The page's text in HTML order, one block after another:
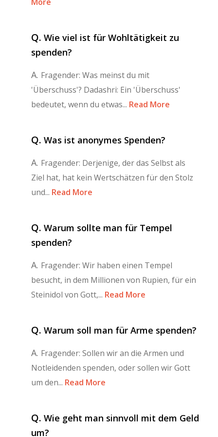
Q. Wie viel ist für Wohltätigkeit zu
spenden?
A. Fragender: Was meinst du mit
'Überschuss'? Dadashri: Ein 'Überschuss'
bedeutet, wenn du etwas... Read More
Q. Was ist anonymes Spenden?
A. Fragender: Derjenige, der das Selbst als
Ziel hat, hat kein Wertschätzen für den Stolz
und... Read More
Q. Warum sollte man für Tempel
spenden?
A. Fragender: Wir haben einen Tempel
besucht, in dem Millionen von Rupien, für ein
Steinidol von Gott,... Read More
Q. Warum soll man für Arme spenden?
A. Fragender: Sollen wir an die Armen und
Notleidenden spenden, oder sollen wir Gott
um den... Read More
Q. Wie geht man sinnvoll mit dem Geld
um?